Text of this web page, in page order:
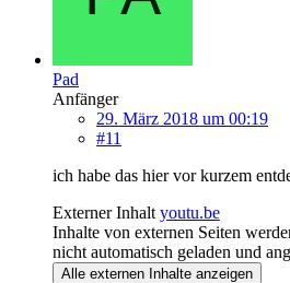
Pad
Anfänger
29. März 2018 um 00:19
#11
ich habe das hier vor kurzem
Externer Inhalt youtu.be
Inhalte von externen Seiten
nicht automatisch geladen und
Alle externen Inhalte anzeigen